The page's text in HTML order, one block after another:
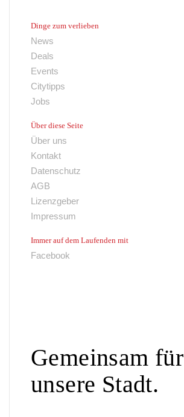
Dinge zum verlieben
News
Deals
Events
Citytipps
Jobs
Über diese Seite
Über uns
Kontakt
Datenschutz
AGB
Lizenzgeber
Impressum
Immer auf dem Laufenden mit
Facebook
Gemeinsam für
unsere Stadt.